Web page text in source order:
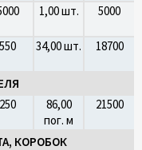
1,00 шт. 5000
550 34,00 шт. 18700
250
86,00
пог. м
21500
КОРОБОК